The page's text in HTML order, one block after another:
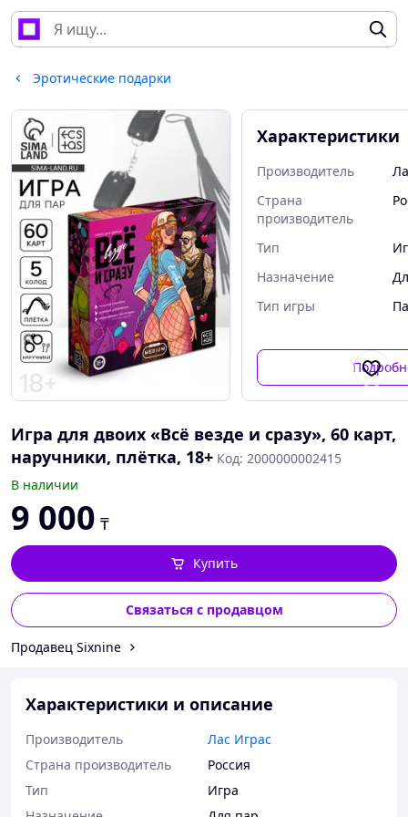
Эротические подарки
Характеристики
Производитель
Страна
производитель
Тип
Назначение
Тип игры
Игра для двоих «Всё везде и сразу», 60 карт,
наручники, плётка, 18+ Код: 2000000002415
В наличии
9 000 ₸
Купить
Связаться с продавцом
Продавец Sixnine
Характеристики и описание
Производитель
Лас Играс
Страна производитель
Россия
Тип
Игра